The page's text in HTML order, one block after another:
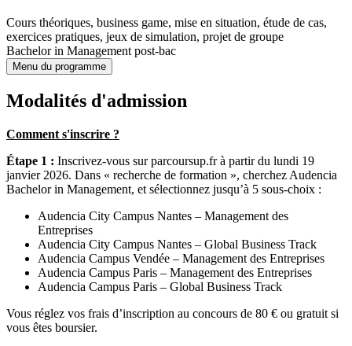
Cours théoriques, business game, mise en situation, étude de cas,
exercices pratiques, jeux de simulation, projet de groupe
Bachelor in Management post-bac
Menu du programme
Modalités d'admission
Comment s'inscrire ?
Étape 1 : Inscrivez-vous sur parcoursup.fr à partir du lundi 19
janvier 2026. Dans « recherche de formation », cherchez Audencia
Bachelor in Management, et sélectionnez jusqu’à 5 sous-choix :
Audencia City Campus Nantes – Management des
Entreprises
Audencia City Campus Nantes – Global Business Track
Audencia Campus Vendée – Management des Entreprises
Audencia Campus Paris – Management des Entreprises
Audencia Campus Paris – Global Business Track
Vous réglez vos frais d’inscription au concours de 80 € ou gratuit si
vous êtes boursier.